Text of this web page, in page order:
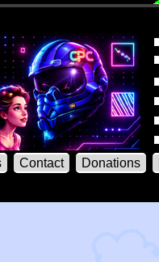
Contact Donations